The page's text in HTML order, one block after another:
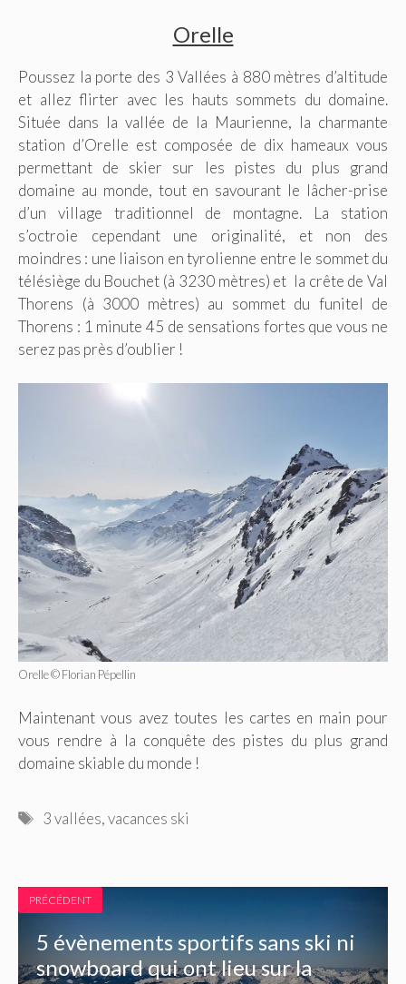
Orelle
Poussez la porte des 3 Vallées à 880 mètres d’altitude
et allez flirter avec les hauts sommets du domaine.
Située dans la vallée de la Maurienne, la charmante
station d’Orelle est composée de dix hameaux vous
permettant de skier sur les pistes du plus grand
domaine au monde, tout en savourant le lâcher-prise
d’un village traditionnel de montagne. La station
s’octroie cependant une originalité, et non des
moindres : une liaison en tyrolienne entre le sommet du
télésiège du Bouchet (à 3230 mètres) et la crête de Val
Thorens (à 3000 mètres) au sommet du funitel de
Thorens : 1 minute 45 de sensations fortes que vous ne
serez pas près d’oublier !
Orelle © Florian Pépellin
Maintenant vous avez toutes les cartes en main pour
vous rendre à la conquête des pistes du plus grand
domaine skiable du monde !
Étiquettes
3 vallées,vacances ski
PRÉCÉDENT
5 évènements sportifs sans ski ni
snowboard qui ont lieu sur la